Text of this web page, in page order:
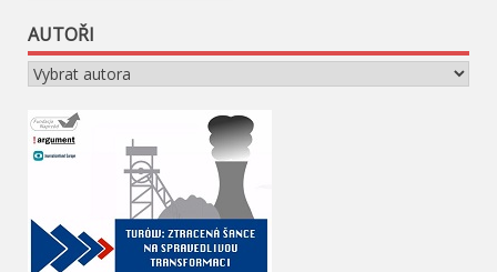
AUTOŘI